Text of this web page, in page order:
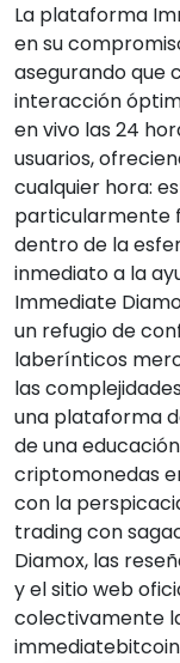
La plataforma
en su
asegurando que
interacción
en vivo las 24
usuarios,
cualquier hora:
particularmente
dentro de la
inmediato a la
Immediate
un refugio de
laberínticos
las
una plataforma
de una
criptomonedas
con la
trading con
Diamox, las
y el sitio web
colectivamente